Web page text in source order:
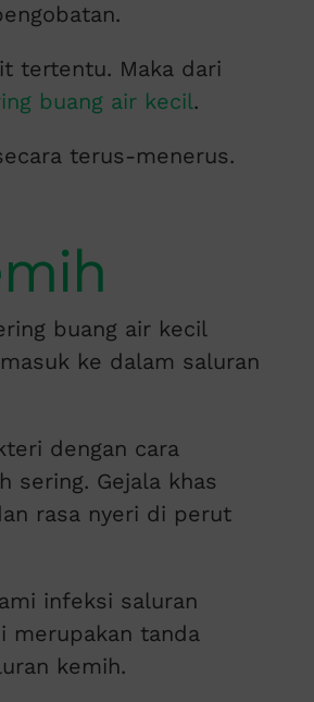
tertentu. Maka dari
buang air kecil.
terus-menerus.
buang air kecil
ke dalam saluran
dengan cara
sering. Gejala khas
rasa nyeri di perut
infeksi saluran
merupakan tanda
kemih.